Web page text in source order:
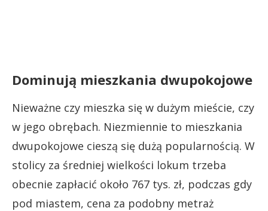
Dominują mieszkania dwupokojowe
Nieważne czy mieszka się w dużym mieście, czy
w jego obrębach. Niezmiennie to mieszkania
dwupokojowe cieszą się dużą popularnością. W
stolicy za średniej wielkości lokum trzeba
obecnie zapłacić około 767 tys. zł, podczas gdy
pod miastem, cena za podobny metraż